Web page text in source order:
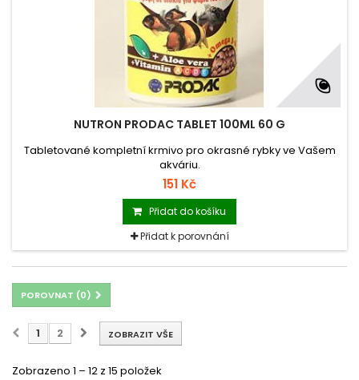
NUTRON PRODAC TABLET 100ML 60 G
Tabletované kompletní krmivo pro okrasné rybky ve Vašem
akváriu.
151 Kč
Přidat do košíku
Přidat k porovnání
POROVNAT (0)
ZOBRAZIT VŠE
1 2
Zobrazeno 1 – 12 z 15 položek